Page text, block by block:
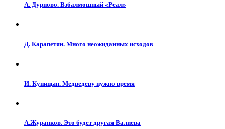
А. Дурново. Взбалмошный «Реал»
Д. Карапетян. Много неожиданных исходов
И. Куницын. Медведеву нужно время
А.Журанков. Это будет другая Валиева